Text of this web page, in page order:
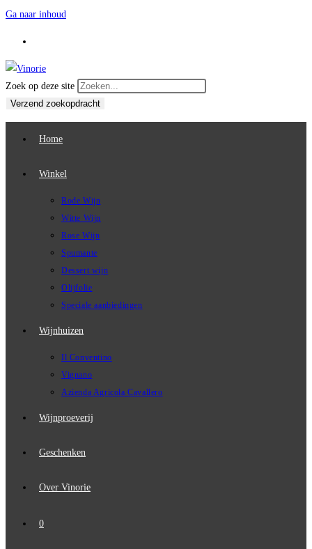
Ga naar inhoud
Zoek op deze site
Verzend zoekopdracht
Home
Winkel
Rode Wijn
Witte Wijn
Rose Wijn
Spumante
Dessert wijn
Olijfolie
Speciale aanbiedingen
Wijnhuizen
Il Conventino
Vignano
Azienda Agricola Cavallero
Wijnproeverij
Geschenken
Over Vinorie
0